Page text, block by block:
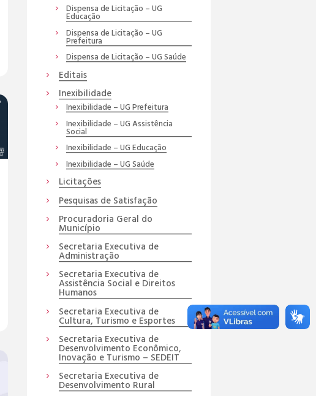
Dispensa de Licitação – UG
Educação
Dispensa de Licitação – UG
Prefeitura
Dispensa de Licitação – UG Saúde
Editais
Inexibilidade
Inexibilidade – UG Prefeitura
Inexibilidade – UG Assistência
Social
Inexibilidade – UG Educação
Inexibilidade – UG Saúde
Licitações
Pesquisas de Satisfação
Procuradoria Geral do
Município
Secretaria Executiva de
Administração
Secretaria Executiva de
Assistência Social e Direitos
Humanos
Secretaria Executiva de
Cultura, Turismo e Esportes
Secretaria Executiva de
Desenvolvimento Econômico,
Inovação e Turismo – SEDEIT
Secretaria Executiva de
Desenvolvimento Rural